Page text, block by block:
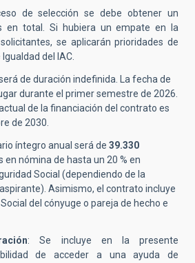
de selección se debe obtener un
en total. Si hubiera un empate en la
se aplicarán prioridades de
del IAC.
de duración indefinida. La fecha de
durante el primer semestre de 2026.
de la financiación del contrato es
de 2030.
íntegro anual será de 39.330
en nómina de hasta un 20 % en
Social (dependiendo de la
Asimismo, el contrato incluye
del cónyuge o pareja de hecho e
: Se incluye en la presente
de acceder a una ayuda de